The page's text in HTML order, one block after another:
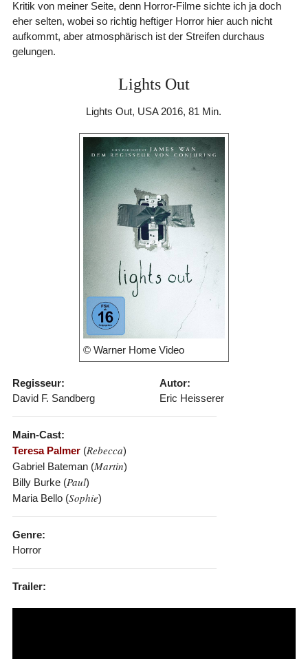
Kritik von meiner Seite, denn Horror-Filme sichte ich ja doch
eher selten, wobei so richtig heftiger Horror hier auch nicht
aufkommt, aber atmosphärisch ist der Streifen durchaus
gelungen.
Lights Out
Lights Out, USA 2016, 81 Min.
© Warner Home Video
Regisseur:
David F. Sandberg
Autor:
Eric Heisserer
Main-Cast:
Teresa Palmer(Rebecca)
Gabriel Bateman (Martin)
Billy Burke (Paul)
Maria Bello (Sophie)
Genre:
Horror
Trailer: